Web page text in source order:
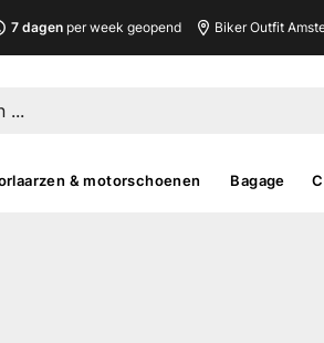
7 dagenper week geopend Biker Outfit
& motorschoenen Bagage